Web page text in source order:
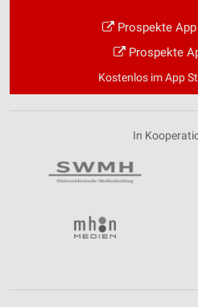
Prospekte
Prospekte
Kostenlos im App
In